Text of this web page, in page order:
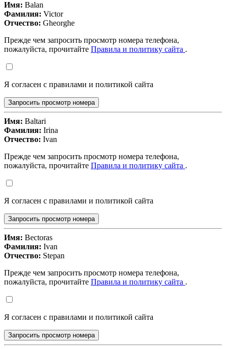
Имя: Balan
Фамилия: Victor
Отчество: Gheorghe
Прежде чем запросить просмотр номера телефона,
пожалуйста, прочитайте Правила и политику сайта .
Я согласен с правилами и политикой сайта
Запросить просмотр номера
Имя: Baltari
Фамилия: Irina
Отчество: Ivan
Прежде чем запросить просмотр номера телефона,
пожалуйста, прочитайте Правила и политику сайта .
Я согласен с правилами и политикой сайта
Запросить просмотр номера
Имя: Bectoras
Фамилия: Ivan
Отчество: Stepan
Прежде чем запросить просмотр номера телефона,
пожалуйста, прочитайте Правила и политику сайта .
Я согласен с правилами и политикой сайта
Запросить просмотр номера